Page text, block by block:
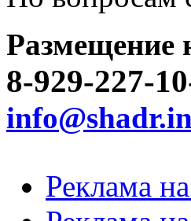
Размещение
8-929-227-
Реклама